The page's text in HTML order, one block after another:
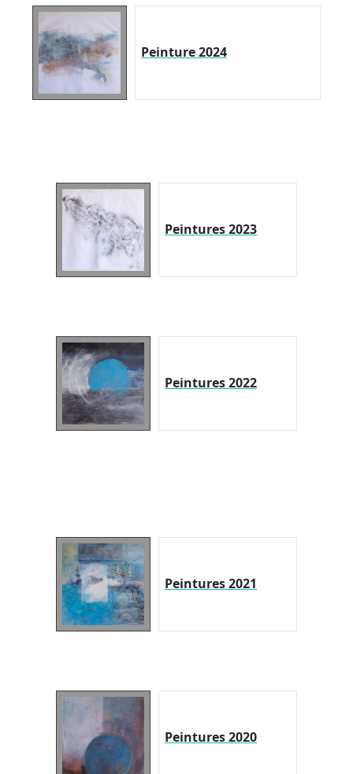
Peinture 2024
Peintures 2023
Peintures 2022
Peintures 2021
Peintures 2020